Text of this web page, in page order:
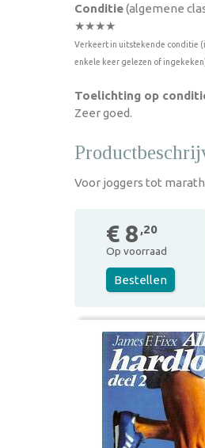
Conditie(algemene
★★★★
Verkeert in uitstekende conditie
enkele keer gelezen of
Toelichting op
Zeer goed.
Voor joggers tot
€ 8 ,20
Op voorraad
Bestellen